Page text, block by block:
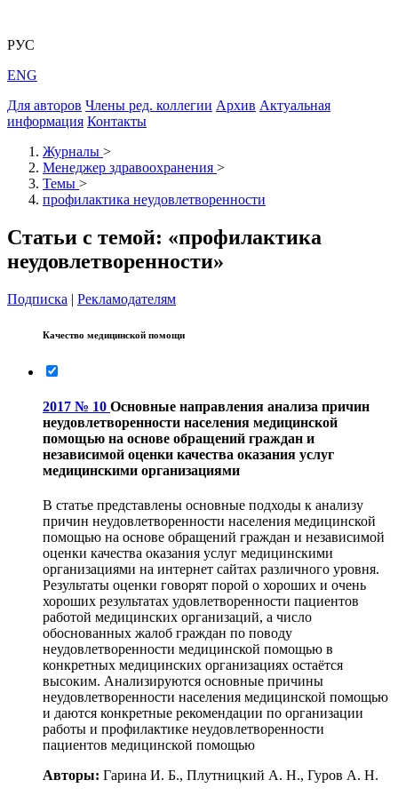
РУС
ENG
Для авторов Члены ред. коллегии Архив Актуальная
информация Контакты
Журналы >
Менеджер здравоохранения >
Темы >
профилактика неудовлетворенности
Статьи с темой: «профилактика
неудовлетворенности»
Подписка | Рекламодателям
Качество медицинской помощи
2017 № 10 Основные направления анализа причин
неудовлетворенности населения медицинской
помощью на основе обращений граждан и
независимой оценки качества оказания услуг
медицинскими организациями
В статье представлены основные подходы к анализу
причин неудовлетворенности населения медицинской
помощью на основе обращений граждан и независимой
оценки качества оказания услуг медицинскими
организациями на интернет сайтах различного уровня.
Результаты оценки говорят порой о хороших и очень
хороших результатах удовлетворенности пациентов
работой медицинских организаций, а число
обоснованных жалоб граждан по поводу
неудовлетворенности медицинской помощью в
конкретных медицинских организациях остаётся
высоким. Анализируются основные причины
неудовлетворенности населения медицинской помощью
и даются конкретные рекомендации по организации
работы и профилактике неудовлетворенности
пациентов медицинской помощью
Авторы: Гарина И. Б., Плутницкий А. Н., Гуров А. Н.